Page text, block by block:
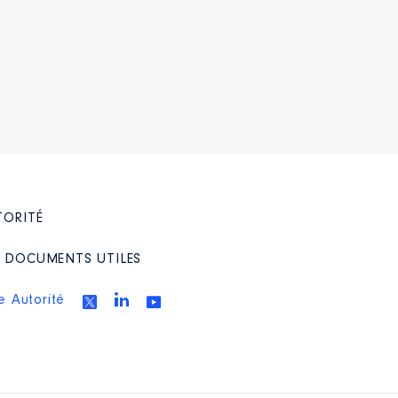
DOCUMENTS UTILES
Autorité